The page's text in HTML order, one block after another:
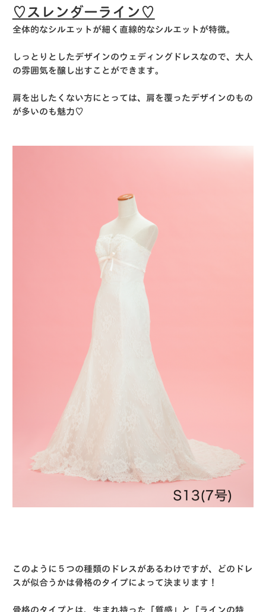
♡スレンダーライン♡
全体的なシルエットが細く直線的なシルエットが特徴。
しっとりとしたデザインのウェディングドレスなので、大人
の雰囲気を醸し出すことができます。
肩を出したくない方にとっては、肩を覆ったデザインのもの
が多いのも魅力♡
このように５つの種類のドレスがあるわけですが、どのドレ
スが似合うかは骨格のタイプによって決まります！
骨格のタイプとは、生まれ持った「質感」と「ラインの特